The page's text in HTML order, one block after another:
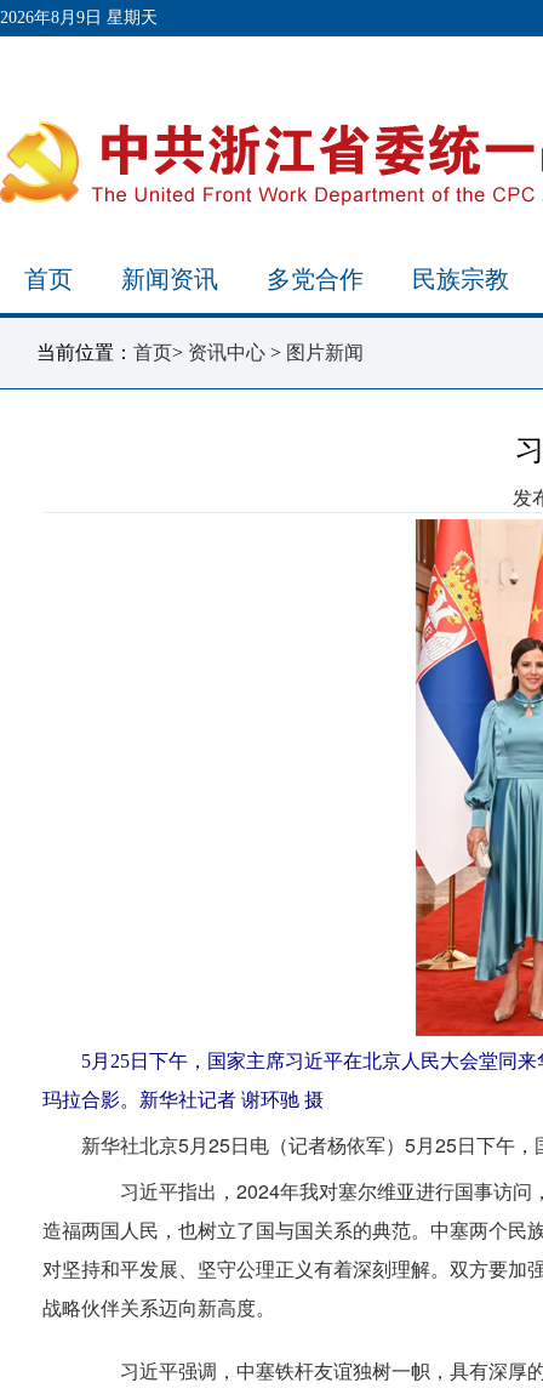
2026年8月9日 星期天
首页 新闻资讯 多党合作 民族宗教
当前位置： 首页> 资讯中心 > 图片新闻
发
5月25日下午，国家主席习近平在北京人民大会堂同
玛拉合影。新华社记者 谢环驰 摄
新华社北京5月25日电（记者杨依军）5月25日下午
习近平指出，2024年我对塞尔维亚进行国事访问
造福两国人民，也树立了国与国关系的典范。中塞两个
对坚持和平发展、坚守公理正义有着深刻理解。双方要
战略伙伴关系迈向新高度。
习近平强调，中塞铁杆友谊独树一帜，具有深厚